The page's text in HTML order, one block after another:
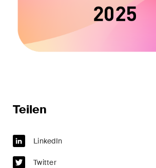
Teilen
LinkedIn
Twitter
Banking & Finance
Dispute Resolution
Handel und Transport